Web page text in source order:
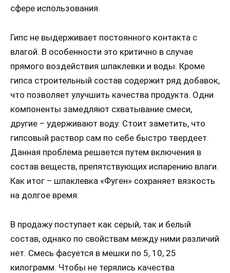
сфере использования.
Гипс не выдерживает постоянного контакта с
влагой. В особенности это критично в случае
прямого воздействия шпаклевки и воды. Кроме
гипса строительный состав содержит ряд добавок,
что позволяет улучшить качества продукта. Одни
компоненты замедляют схватывание смеси,
другие – удерживают воду. Стоит заметить, что
гипсовый раствор сам по себе быстро твердеет.
Данная проблема решается путем включения в
состав веществ, препятствующих испарению влаги.
Как итог – шпаклевка «Фуген» сохраняет вязкость
на долгое время.
В продажу поступает как серый, так и белый
состав, однако по свойствам между ними различий
нет. Смесь фасуется в мешки по 5, 10, 25
килограмм. Чтобы не терялись качества